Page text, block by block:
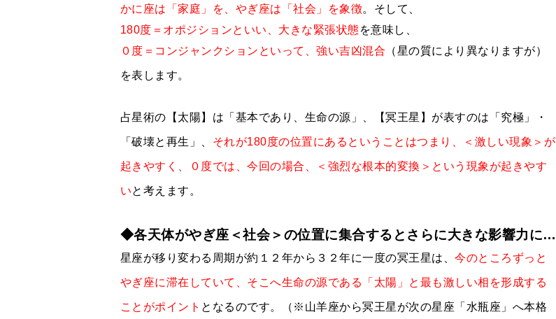
かに座は「家庭」を、やぎ座は「社会」を象徴。そして、
180度＝オポジションといい、大きな緊張状態を意味し、
０度＝コンジャンクションといって、強い吉凶混合 （星の質により異なりますが）
を表します。
占星術の【太陽】は「基本であり、生命の源」、【冥王星】が表すのは「究極」・
「破壊と再生」、 それが180度の位置にあるということはつまり、＜激しい現象＞が
起きやすく、０度では、今回の場合、＜強烈な根本的変換＞という現象が起きやす
いと考えます。
◆各天体がやぎ座＜社会＞の位置に集合するとさらに大きな影響力に…
星座が移り変わる周期が約１２年から３２年に一度の冥王星は、今のところずっと
やぎ座に滞在していて、そこへ生命の源である「太陽」と最も激しい相を形成する
ことがポイント となるのです。（※山羊座から冥王星が次の星座「水瓶座」へ本格